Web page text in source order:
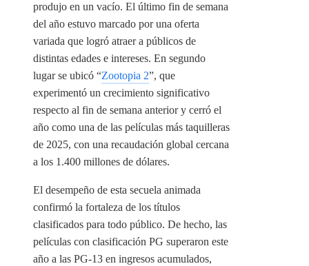
produjo en un vacío. El último fin de semana
del año estuvo marcado por una oferta
variada que logró atraer a públicos de
distintas edades e intereses. En segundo
lugar se ubicó “Zootopia 2”, que
experimentó un crecimiento significativo
respecto al fin de semana anterior y cerró el
año como una de las películas más taquilleras
de 2025, con una recaudación global cercana
a los 1.400 millones de dólares.
El desempeño de esta secuela animada
confirmó la fortaleza de los títulos
clasificados para todo público. De hecho, las
películas con clasificación PG superaron este
año a las PG-13 en ingresos acumulados,